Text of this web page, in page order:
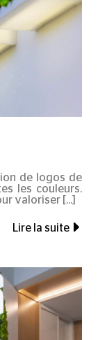
de logos de
les couleurs.
valoriser
Lire la suite